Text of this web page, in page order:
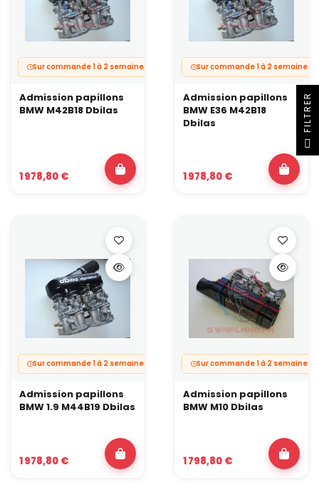
Sur commande 1 à 2 semaines.
Admission papillons
BMW M42B18 Dbilas
1 978,80 €
Sur commande 1 à 2 semaines.
Admission papillons
BMW E36 M42B18
Dbilas
1 978,80 €
Sur commande 1 à 2 semaines.
Admission papillons
BMW 1.9 M44B19 Dbilas
1 978,80 €
Sur commande 1 à 2 semaines.
Admission papillons
BMW M10 Dbilas
1 798,80 €
R